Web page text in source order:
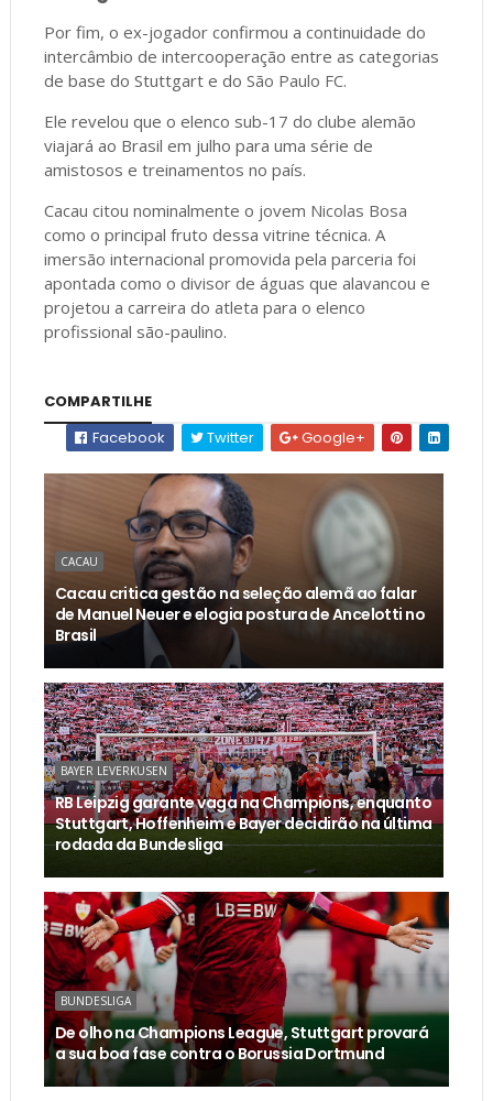
Por fim, o ex-jogador confirmou a continuidade do
intercâmbio de intercooperação entre as categorias
de base do Stuttgart e do São Paulo FC.
Ele revelou que o elenco sub-17 do clube alemão
viajará ao Brasil em julho para uma série de
amistosos e treinamentos no país.
Cacau citou nominalmente o jovem Nicolas Bosa
como o principal fruto dessa vitrine técnica. A
imersão internacional promovida pela parceria foi
apontada como o divisor de águas que alavancou e
projetou a carreira do atleta para o elenco
profissional são-paulino.
COMPARTILHE
Facebook
Twitter Google+
CACAU
Cacau critica gestão na seleção alemã ao falar
de Manuel Neuer e elogia postura de Ancelotti no
Brasil
BAYER LEVERKUSEN
RB Leipzig garante vaga na Champions, enquanto
Stuttgart, Hoffenheim e Bayer decidirão na última
rodada da Bundesliga
BUNDESLIGA
De olho na Champions League, Stuttgart provará
a sua boa fase contra o Borussia Dortmund